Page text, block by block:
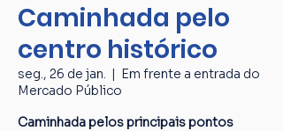
Caminhada pelo
centro histórico
seg., 26 de jan.
  |
Em frente a entrada do
Mercado Público
Caminhada pelos principais pontos